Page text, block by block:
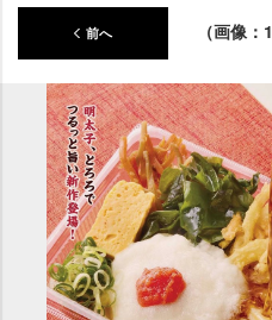
前へ （画像：